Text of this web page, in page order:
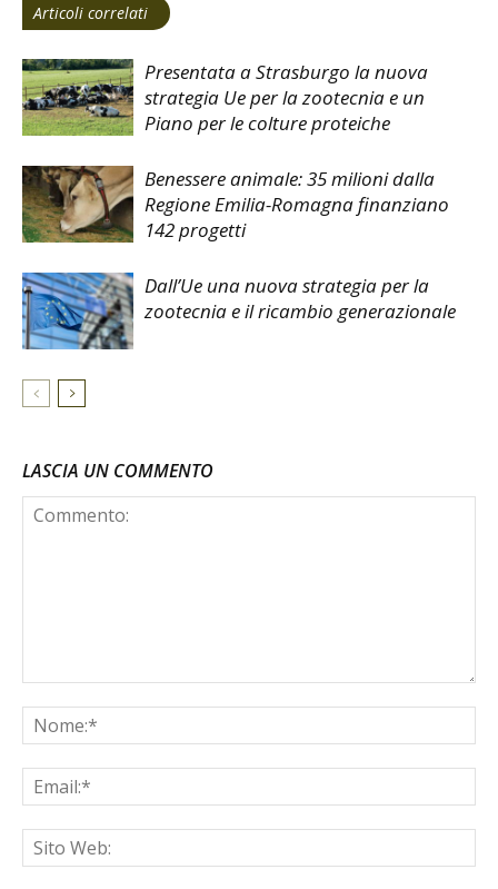
Articoli correlati
Presentata a Strasburgo la nuova
strategia Ue per la zootecnia e un
Piano per le colture proteiche
Benessere animale: 35 milioni dalla
Regione Emilia-Romagna finanziano
142 progetti
Dall’Ue una nuova strategia per la
zootecnia e il ricambio generazionale
LASCIA UN COMMENTO